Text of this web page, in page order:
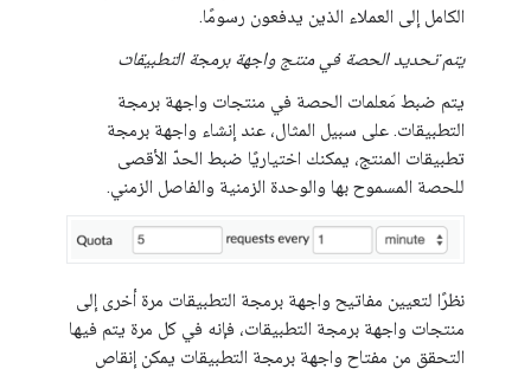
الكامل إلى العملاء الذين يدفعون رسومًا.
يتم تحديد الحصة في منتج واجهة برمجة التطبيقات
يتم ضبط مَعلمات الحصة في منتجات واجهة برمجة
التطبيقات. على سبيل المثال، عند إنشاء واجهة برمجة
تطبيقات المنتج، يمكنك اختياريًا ضبط الحدّ الأقصى
للحصة المسموح بها والوحدة الزمنية والفاصل الزمني.
نظرًا لتعيين مفاتيح واجهة برمجة التطبيقات مرة أخرى إلى
منتجات واجهة برمجة التطبيقات، فإنه في كل مرة يتم فيها
التحقق من مفتاح واجهة برمجة التطبيقات يمكن إنقاص